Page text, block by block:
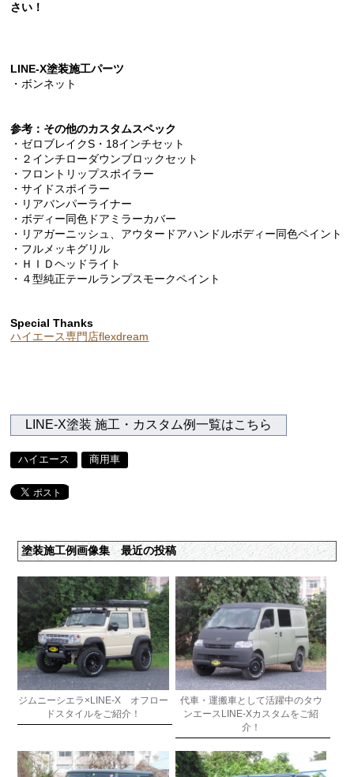
さい！
LINE-X塗装施工パーツ
・ボンネット
参考：その他のカスタムスペック
・ゼロブレイクS・18インチセット
・２インチローダウンブロックセット
・フロントリップスポイラー
・サイドスポイラー
・リアバンパーライナー
・ボディー同色ドアミラーカバー
・リアガーニッシュ、アウタードアハンドルボディー同色ペイント
・フルメッキグリル
・ＨＩＤヘッドライト
・４型純正テールランプスモークペイント
Special Thanks
ハイエース専門店flexdream
LINE-X塗装 施工・カスタム例一覧はこちら
ハイエース 商用車
塗装施工例画像集 最近の投稿
ジムニーシエラ×LINE-X オフロー
ドスタイルをご紹介！
代車・運搬車として活躍中のタウ
ンエースLINE-Xカスタムをご紹
介！